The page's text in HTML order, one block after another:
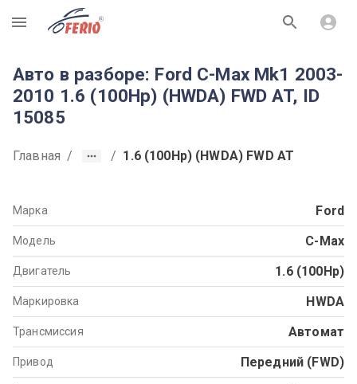
R
Авто в разборе: Ford C-Max Mk1 2003-
2010 1.6 (100Hp) (HWDA) FWD AT, ID
15085
Главная / / 1.6 (100Hp) (HWDA) FWD AT
Марка Ford
Модель C-Max
Двигатель 1.6 (100Hp)
Маркировка HWDA
Трансмиссия Автомат
Привод Передний (FWD)